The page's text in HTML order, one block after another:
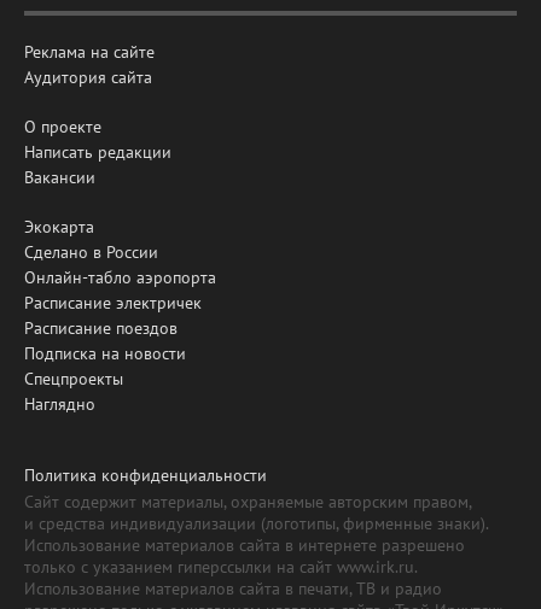
Реклама на сайте
Аудитория сайта
О проекте
Написать редакции
Вакансии
Экокарта
Сделано в России
Онлайн-табло аэропорта
Расписание электричек
Расписание поездов
Подписка на новости
Спецпроекты
Наглядно
Политика конфиденциальности
Сайт содержит материалы, охраняемые авторским правом,
и средства индивидуализации (логотипы, фирменные знаки).
Использование материалов сайта в интернете разрешено
только с указанием гиперссылки на сайт www.irk.ru.
Использование материалов сайта в печати, ТВ и радио